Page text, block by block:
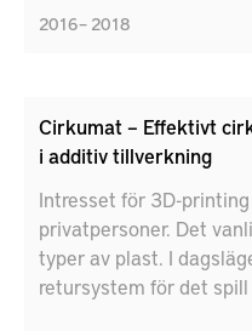
2016 – 2018
Cirkumat – Effektivt
i additiv tillverkning
Intresset för 3D-
privatpersoner. Det
typer av plast. I
retursystem för det